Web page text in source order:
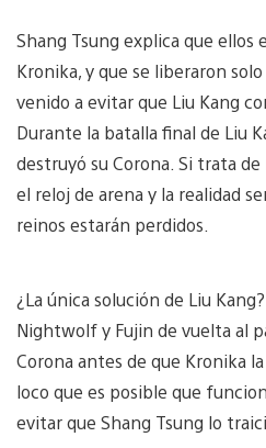
Shang Tsung explica que ellos
Kronika, y que se liberaron
venido a evitar que Liu Kang
Durante la batalla final de Liu
destruyó su Corona. Si trata
el reloj de arena y la realidad
reinos estarán perdidos.
¿La única solución de Liu
Nightwolf y Fujin de vuelta al
Corona antes de que Kronika
loco que es posible que
evitar que Shang Tsung lo